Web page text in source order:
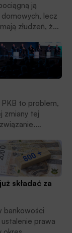
ją
lecz
złudzeń, że
o
to problem,
zmiany tej
banków
z debaty
składać za
bankowości
prawa